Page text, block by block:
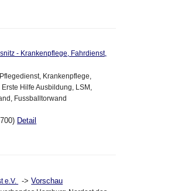
- Krankenpflege, Fahrdienst,
Krankenpflege,
Hilfe Ausbildung, LSM,
Fussballtorwand
Detail
e.V. ->Vorschau